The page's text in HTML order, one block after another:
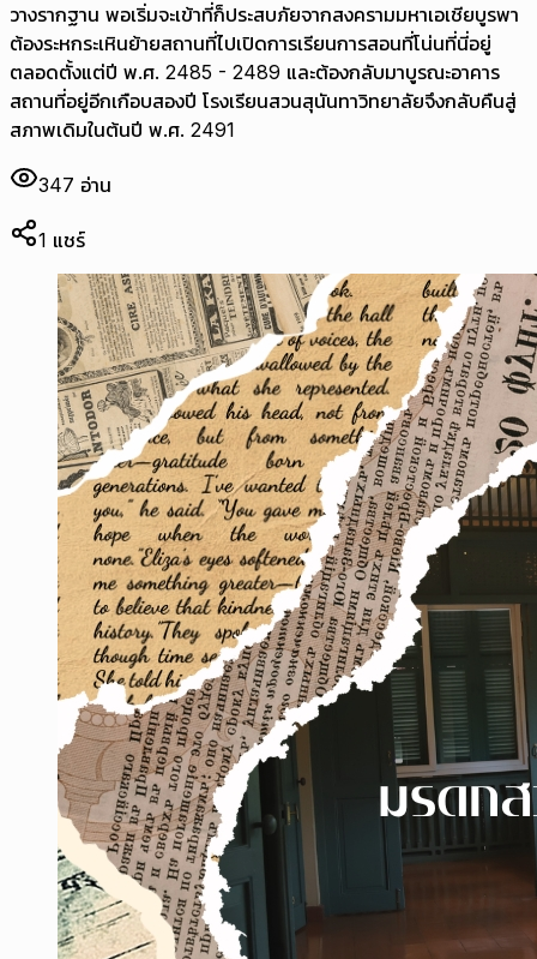
วางรากฐาน พอเริ่มจะเข้าที่ก็ประสบภัยจากสงครามมหาเอเชียบูรพา
ต้องระหกระเหินย้ายสถานที่ไปเปิดการเรียนการสอนที่โน่นที่นี่อยู่
ตลอดตั้งแต่ปี พ.ศ. 2485 - 2489 และต้องกลับมาบูรณะอาคาร
สถานที่อยู่อีกเกือบสองปี โรงเรียนสวนสุนันทาวิทยาลัยจึงกลับคืนสู่
สภาพเดิมในต้นปี พ.ศ. 2491
347 อ่าน
1 แชร์